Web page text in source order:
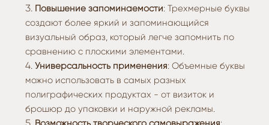
Повышение запоминаемости: Трехмерные буквы
создают более яркий и запоминающийся
визуальный образ, который легче запомнить по
сравнению с плоскими элементами.
Универсальность применения: Объемные буквы
можно использовать в самых разных
полиграфических продуктах - от визиток и
брошюр до упаковки и наружной рекламы.